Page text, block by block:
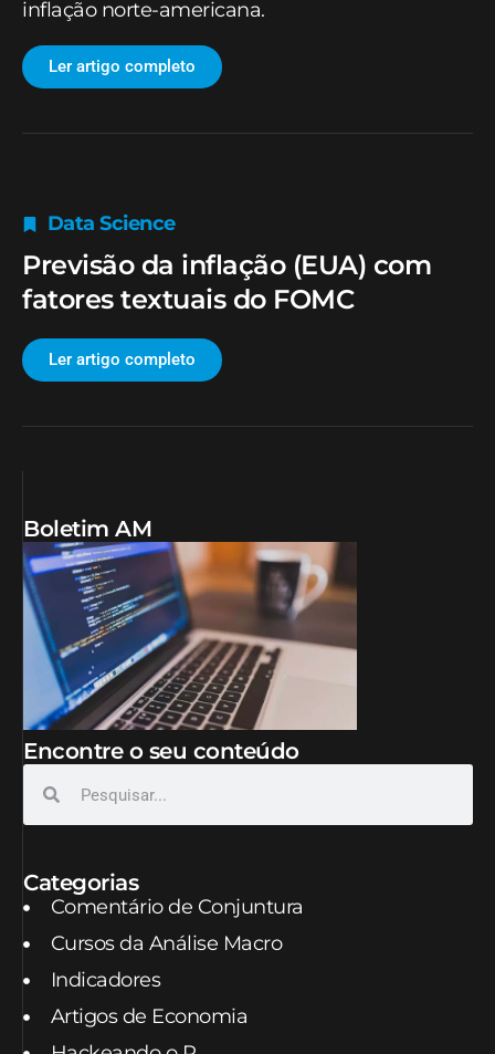
inflação norte-americana.
Ler artigo completo
Data Science
Previsão da inflação (EUA) com
fatores textuais do FOMC
Ler artigo completo
Boletim AM
Encontre o seu conteúdo
Categorias
Comentário de Conjuntura
Cursos da Análise Macro
Indicadores
Artigos de Economia